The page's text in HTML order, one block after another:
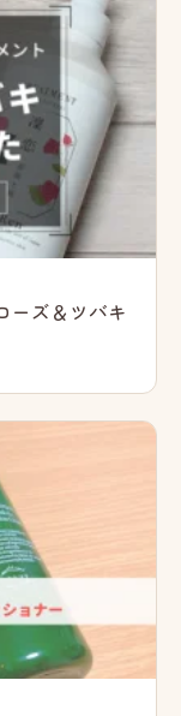
ーズ＆ツバキ